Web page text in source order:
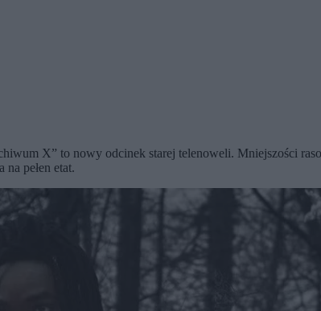
X” to nowy odcinek starej telenoweli. Mniejszości
pełen etat.